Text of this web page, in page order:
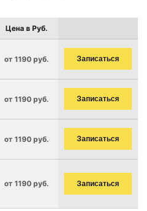
Цена в Руб.
от 1190 руб. Записаться
от 1190 руб. Записаться
от 1190 руб. Записаться
от 1190 руб. Записаться